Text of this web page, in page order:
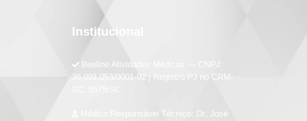
Institucional
Beeline Atividades Médicas
— CNPJ:
36.091.053/0001-02 | Registro PJ no CRM-
Médico Responsável Técnico: Dr. José